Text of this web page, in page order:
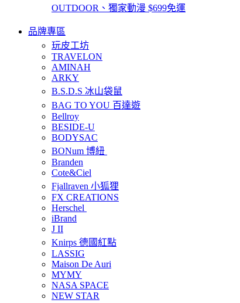
OUTDOOR、獨家動漫 $699免運
品牌專區
玩皮工坊
TRAVELON
AMINAH
ARKY
B.S.D.S 冰山袋鼠
BAG TO YOU 百達遊
Bellroy
BESIDE-U
BODYSAC
BONum 博紐
Branden
Cote&Ciel
Fjallraven 小狐狸
FX CREATIONS
Herschel
iBrand
J II
Knirps 德國紅點
LASSIG
Maison De Auri
MYMY
NASA SPACE
NEW STAR